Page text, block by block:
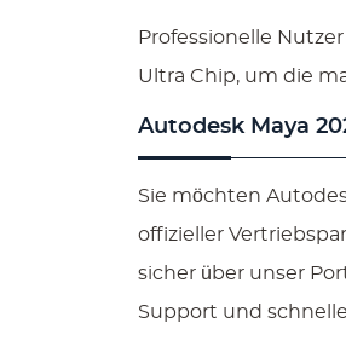
Professionelle
Ultra Chip, um die
Autodesk Maya
Sie möchten
offizieller
sicher über unser
Support und